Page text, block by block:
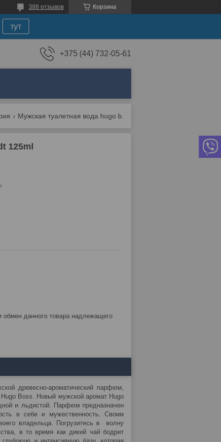
Корзина
388 отзывов
тут
+375 (44) 732-05-61
125ml
древесно-ароматический парфюм,
Boss. Новый мужской аромат Hugo
и льдистой. Парфюм предназначен
в себе и мужественность. Своим
владельца. Погрузитесь в волну
в то время как дикий чай бодрит